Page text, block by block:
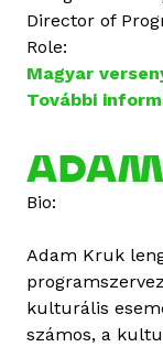
Director of
Role:
Magyar
További
Bio:
Adam Kruk
kulturális
számos, a